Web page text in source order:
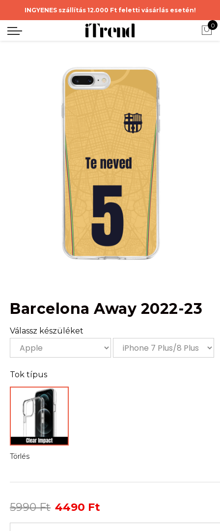
INGYENES szállítás 12.000 Ft feletti vásárlás esetén!
0
Barcelona Away 2022-23
Válassz készüléket
Tok típus
Törlés
5990Ft Original
4490 Ft